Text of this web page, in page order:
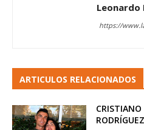
Leonardo
https://
ARTICULOS RELACIONADOS